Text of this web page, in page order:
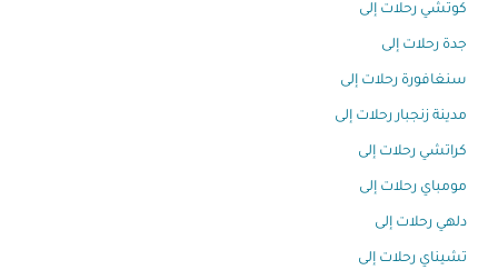
كوتشي رحلات إلى
جدة رحلات إلى
سنغافورة رحلات إلى
مدينة زنجبار رحلات إلى
كراتشي رحلات إلى
مومباي رحلات إلى
دلهي رحلات إلى
تشيناي رحلات إلى